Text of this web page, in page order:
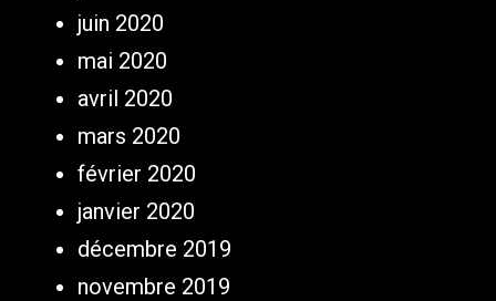
juin 2020
mai 2020
avril 2020
mars 2020
février 2020
janvier 2020
décembre 2019
novembre 2019